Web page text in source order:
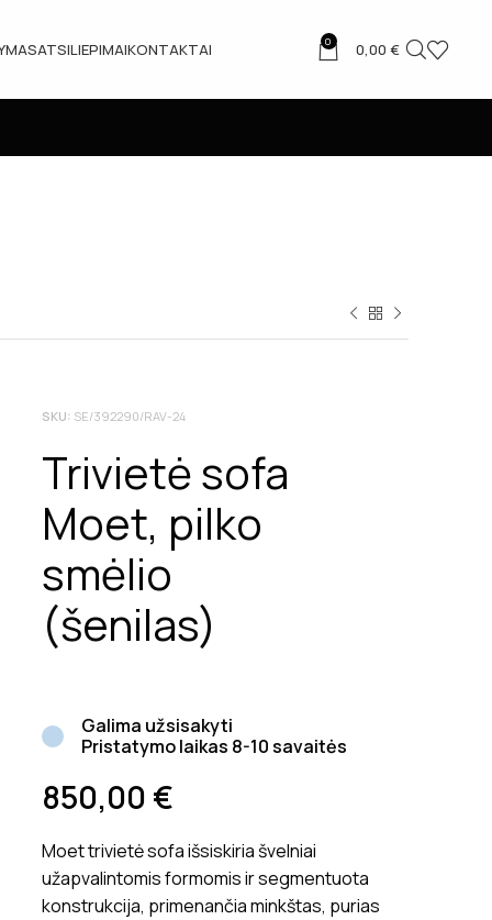
ATSILIEPIMAIKONTAKTAI 0 0,00€
SKU: SE/392290/RAV-24
Trivietė sofa
Moet, pilko
smėlio
(šenilas)
Galima užsisakyti
Pristatymo laikas 8-10 savaitės
850,00 €
Moet trivietė sofa išsiskiria švelniai
užapvalintomis formomis ir segmentuota
konstrukcija, primenančia minkštas, purias